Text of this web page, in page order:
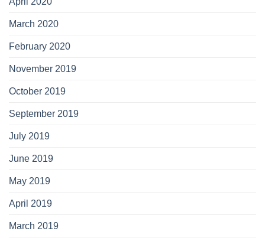
March 2020
February 2020
November 2019
October 2019
September 2019
July 2019
June 2019
May 2019
April 2019
March 2019